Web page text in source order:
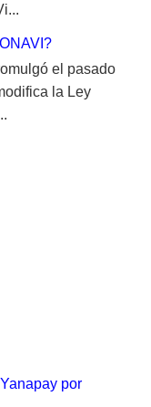
el pasado
la Ley
por